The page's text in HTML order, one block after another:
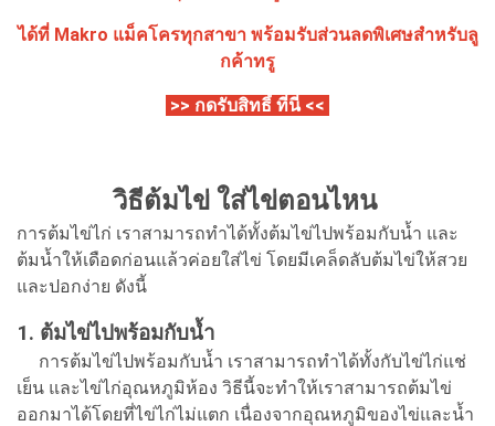
ได้ที่ Makro แม็คโครทุกสาขา พร้อมรับส่วนลดพิเศษสำหรับลู
กค้าทรู
>> กดรับสิทธิ์ ที่นี่ <<
วิธีต้มไข่ ใส่ไข่ตอนไหน
การต้มไข่ไก่ เราสามารถทำได้ทั้งต้มไข่ไปพร้อมกับน้ำ และ
ต้มน้ำให้เดือดก่อนแล้วค่อยใส่ไข่ โดยมีเคล็ดลับต้มไข่ให้สวย
และปอกง่าย ดังนี้
1. ต้มไข่ไปพร้อมกับน้ำ
การต้มไข่ไปพร้อมกับน้ำ เราสามารถทำได้ทั้งกับไข่ไก่แช่
เย็น และไข่ไก่อุณหภูมิห้อง วิธีนี้จะทำให้เราสามารถต้มไข่
ออกมาได้โดยที่ไข่ไก่ไม่แตก เนื่องจากอุณหภูมิของไข่และน้ำ